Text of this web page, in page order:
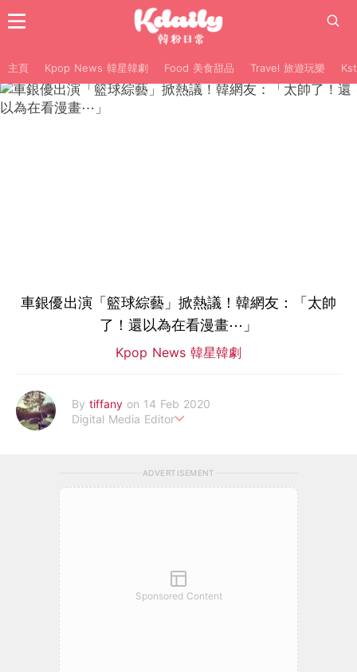
主頁 Kpop News 韓星韓劇 Food 美食甜品 Travel 旅遊玩樂
車銀優出演「籃球綜藝」掀熱議！韓網友：「太帥
了！還以為在看漫畫⋯」
Kpop News 韓星韓劇
By tiffany on 14 Feb 2020
Digital Media Editor
ADVERTISEMENT
Sponsored Content